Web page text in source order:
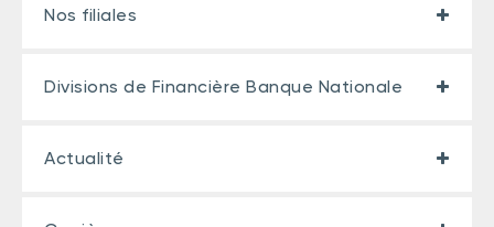
Nos filiales
Divisions de Financière Banque Nationale
Actualité